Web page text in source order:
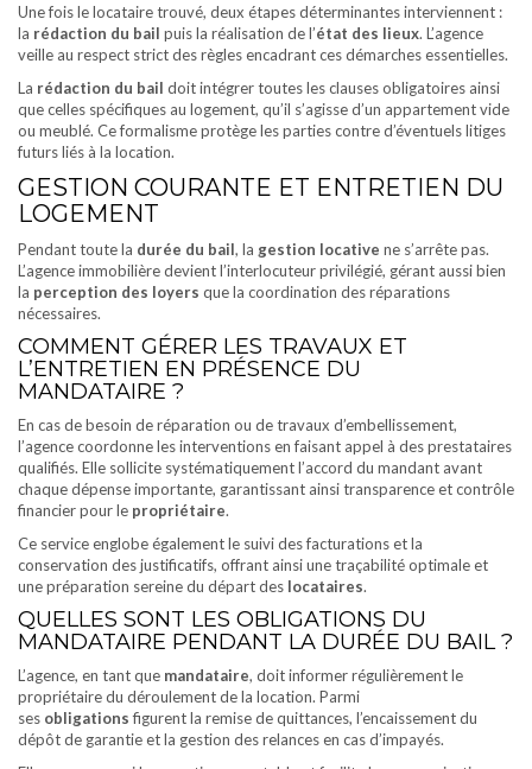
Une fois le locataire trouvé, deux étapes déterminantes interviennent :
la rédaction du bail puis la réalisation de l’état des lieux. L’agence
veille au respect strict des règles encadrant ces démarches essentielles.
La rédaction du bail doit intégrer toutes les clauses obligatoires ainsi
que celles spécifiques au logement, qu’il s’agisse d’un appartement vide
ou meublé. Ce formalisme protège les parties contre d’éventuels litiges
futurs liés à la location.
GESTION COURANTE ET ENTRETIEN DU
LOGEMENT
Pendant toute la durée du bail, la gestion locative ne s’arrête pas.
L’agence immobilière devient l’interlocuteur privilégié, gérant aussi bien
la perception des loyers que la coordination des réparations
nécessaires.
COMMENT GÉRER LES TRAVAUX ET
L’ENTRETIEN EN PRÉSENCE DU
MANDATAIRE ?
En cas de besoin de réparation ou de travaux d’embellissement,
l’agence coordonne les interventions en faisant appel à des prestataires
qualifiés. Elle sollicite systématiquement l’accord du mandant avant
chaque dépense importante, garantissant ainsi transparence et contrôle
financier pour le propriétaire.
Ce service englobe également le suivi des facturations et la
conservation des justificatifs, offrant ainsi une traçabilité optimale et
une préparation sereine du départ des locataires.
QUELLES SONT LES OBLIGATIONS DU
MANDATAIRE PENDANT LA DURÉE DU BAIL ?
L’agence, en tant que mandataire, doit informer régulièrement le
propriétaire du déroulement de la location. Parmi
ses obligationsfigurent la remise de quittances, l’encaissement du
dépôt de garantie et la gestion des relances en cas d’impayés.